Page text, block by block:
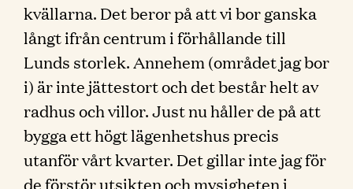
kvällarna. Det beror på att vi bor ganska
långt ifrån centrum i förhållande till
Lunds storlek. Annehem (området jag bor
i) är inte jättestort och det består helt av
radhus och villor. Just nu håller de på att
bygga ett högt lägenhetshus precis
utanför vårt kvarter. Det gillar inte jag för
de förstör utsikten och mysigheten i